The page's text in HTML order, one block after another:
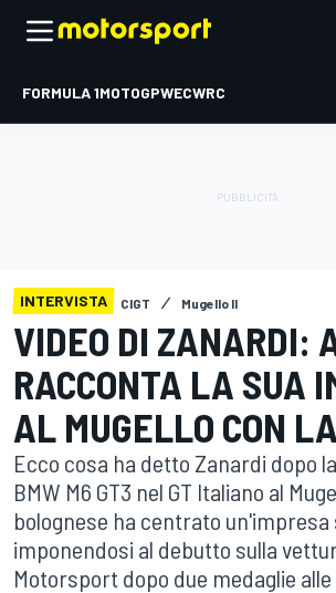
FORMULA 1MOTOGPWECWRC
INTERVISTA CIGT Mugello II
VIDEO DI ZANARDI:
RACCONTA LA SUA
AL MUGELLO CON
Ecco cosa ha detto Zanardi dopo
BMW M6 GT3 nel GT Italiano al
bolognese ha centrato
imponendosi al debutto sulla
Motorsport dopo due medaglie alle